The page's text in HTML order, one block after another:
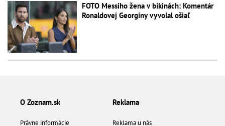
FOTO Messiho žena v bikinách: Komentár
Ronaldovej Georginy vyvolal ošiaľ
O Zoznam.sk
Právne informácie
Reklama
Reklama u nás